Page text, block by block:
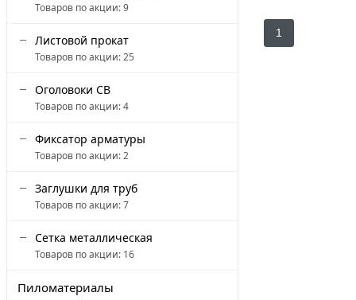
Товаров по акции:9
Листовой прокат
Товаров по акции:25
Оголовоки СВ
Товаров по акции:4
Фиксатор арматуры
Товаров по акции:2
Заглушки для труб
Товаров по акции:7
Сетка металлическая
Товаров по акции: 16
Пиломатериалы
1